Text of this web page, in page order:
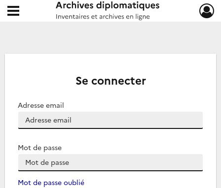
Archives diplomatiques
Ouvrir le menu déroulant
Se connecter
Adresse email
Mot de passe
Mot de passe oublié